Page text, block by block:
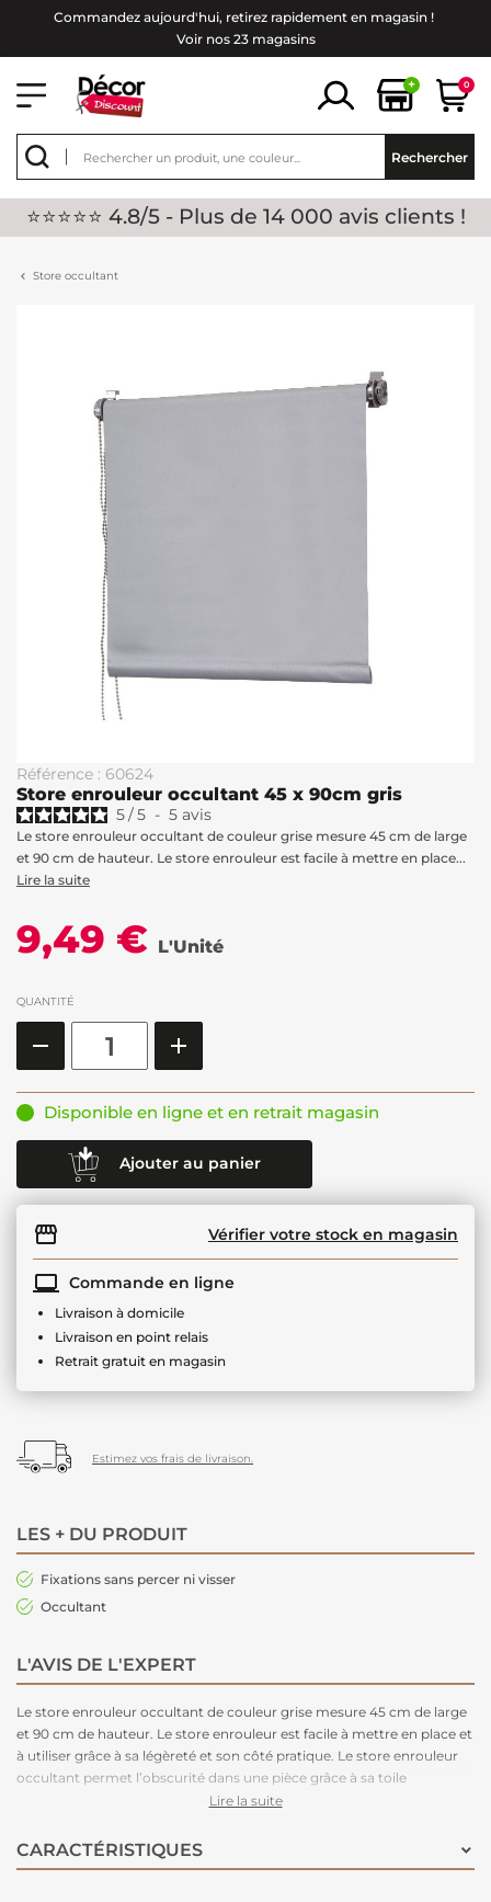
Commandez aujourd'hui, retirez rapidement en magasin !
Voir nos 23 magasins
+ 0
Rechercher
⭐⭐⭐⭐⭐ 4.8/5 - Plus de 14 000 avis clients !
Store occultant
Référence : 60624
Store enrouleur occultant 45 x 90cm gris
5/5 - 5 avis
Le store enrouleur occultant de couleur grise mesure 45 cm de large
et 90 cm de hauteur. Le store enrouleur est facile à mettre en place...
Lire la suite
9,49 € L'Unité
QUANTITÉ
Disponible en ligne et en retrait magasin
Ajouter au panier
Vérifier votre stock en magasin
Commande en ligne
Livraison à domicile
Livraison en point relais
Retrait gratuit en magasin
Estimez vos frais de livraison.
LES + DU PRODUIT
Fixations sans percer ni visser
Occultant
L'AVIS DE L'EXPERT
Le store enrouleur occultant de couleur grise mesure 45 cm de large
et 90 cm de hauteur. Le store enrouleur est facile à mettre en place et
à utiliser grâce à sa légèreté et son côté pratique. Le store enrouleur
occultant permet l’obscurité dans une pièce grâce à sa toile
occultante. Idéal pour les chambres à coucher.
Lire la suite
CARACTÉRISTIQUES